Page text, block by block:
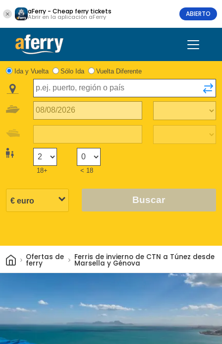
aFerry - Cheap ferry tickets
Abrir en la aplicación aFerry ABIERTO
Ida y Vuelta Sólo Ida Vuelta Diferente
18+ < 18
Buscar
Inicio
Ofertas de
ferry
Ferris de invierno de CTN a Túnez desde
Marsella y Génova